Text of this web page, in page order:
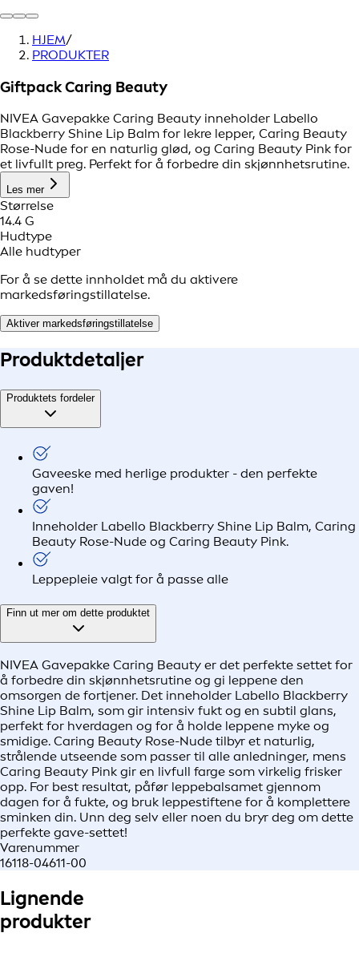
HJEM/
PRODUKTER
Giftpack Caring Beauty
NIVEA Gavepakke Caring Beauty inneholder Labello
Blackberry Shine Lip Balm for lekre lepper, Caring Beauty
Rose-Nude for en naturlig glød, og Caring Beauty Pink for
et livfullt preg. Perfekt for å forbedre din skjønnhetsrutine.
Les mer
Størrelse
14.4 G
Hudtype
Alle hudtyper
For å se dette innholdet må du aktivere
markedsføringstillatelse.
Aktiver markedsføringstillatelse
Produktdetaljer
Produktets fordeler
Gaveeske med herlige produkter - den perfekte
gaven!
Inneholder Labello Blackberry Shine Lip Balm, Caring
Beauty Rose-Nude og Caring Beauty Pink.
Leppepleie valgt for å passe alle
Finn ut mer om dette produktet
NIVEA Gavepakke Caring Beauty er det perfekte settet for
å forbedre din skjønnhetsrutine og gi leppene den
omsorgen de fortjener. Det inneholder Labello Blackberry
Shine Lip Balm, som gir intensiv fukt og en subtil glans,
perfekt for hverdagen og for å holde leppene myke og
smidige. Caring Beauty Rose-Nude tilbyr et naturlig,
strålende utseende som passer til alle anledninger, mens
Caring Beauty Pink gir en livfull farge som virkelig frisker
opp. For best resultat, påfør leppebalsamet gjennom
dagen for å fukte, og bruk leppestiftene for å komplettere
sminken din. Unn deg selv eller noen du bryr deg om dette
perfekte gave-settet!
Varenummer
16118-04611-00
Lignende
produkter